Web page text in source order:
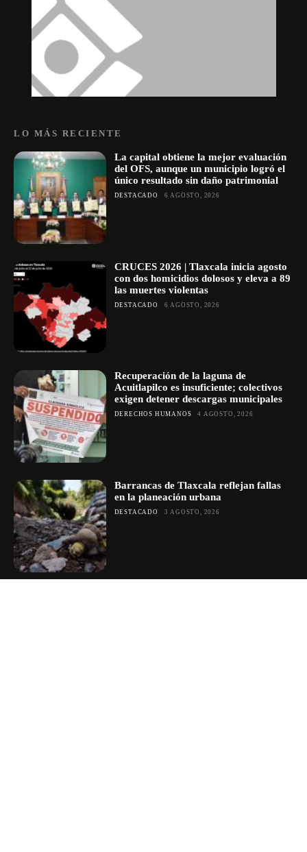
LO MÁS RECIENTE
La capital obtiene la mejor evaluación
del OFS, aunque un municipio logró el
único resultado sin daño patrimonial
DESTACADO 6 AGOSTO, 2026
CRUCES 2026 | Tlaxcala inicia agosto
con dos homicidios dolosos y eleva a 89
las muertes violentas
DESTACADO 6 AGOSTO, 2026
Recuperación de la laguna de
Acuitlapilco es insuficiente; colectivos
exigen detener descargas municipales
DERECHOS HUMANOS 4 AGOSTO, 2026
Barrancas de Tlaxcala reflejan fallas
en la planeación urbana
DESTACADO 3 AGOSTO, 2026